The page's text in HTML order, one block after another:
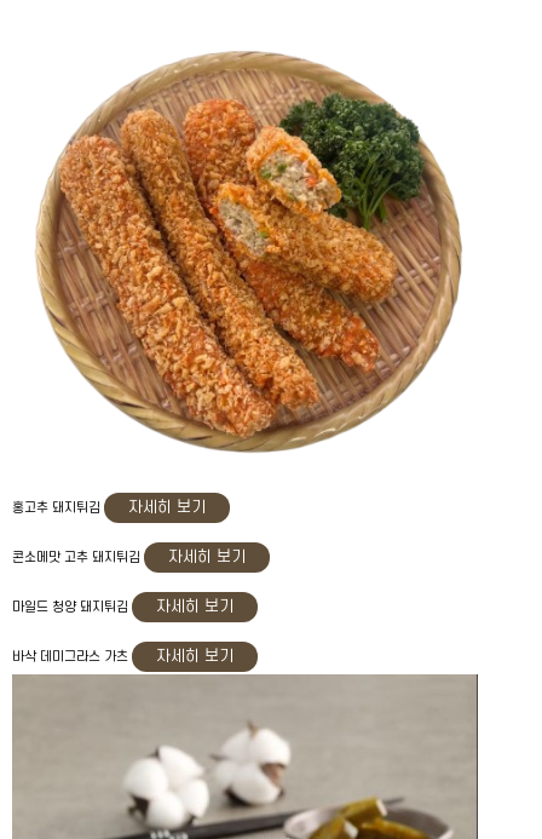
홍고추 돼지튀김 자세히 보기
콘소메맛 고추 돼지튀김 자세히 보기
마일드 청양 돼지튀김 자세히 보기
바삭 데미그라스 가츠 자세히 보기